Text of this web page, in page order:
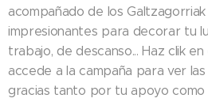
acompañado de los
impresionantes para decorar tu
trabajo, de descanso... Haz clik
accede a la campaña para ver
gracias tanto por tu apoyo